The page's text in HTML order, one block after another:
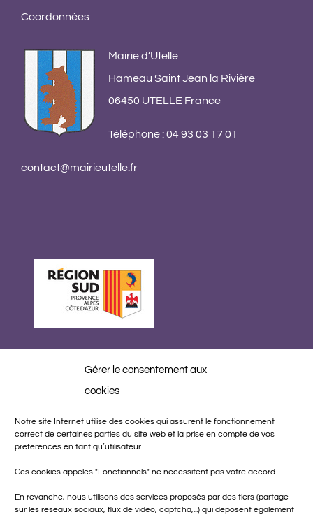
Gérer le consentement aux
cookies
Notre site Internet utilise des cookies qui assurent le fonctionnement
correct de certaines parties du site web et la prise en compte de vos
préférences en tant qu’utilisateur.
Ces cookies appelés "Fonctionnels" ne nécessitent pas votre accord.
En revanche, nous utilisons des services proposés par des tiers (partage
sur les réseaux sociaux, flux de vidéo, captcha,...) qui déposent également
Coordonnées
Mairie d’Utelle
Hameau Saint Jean la Rivière
06450 UTELLE France
Téléphone : 04 93 03 17 01
contact@mairieutelle.fr